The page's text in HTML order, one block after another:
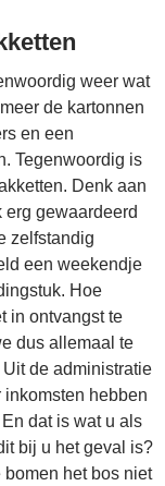
weer wat
de kartonnen
en een
Tegenwoordig is
Denk aan
erg gewaardeerd
zelfstandig
een weekendje
Hoe
in ontvangst te
dus allemaal te
de administratie
hebben
dat is wat u als
bij u het geval is?
het bos niet